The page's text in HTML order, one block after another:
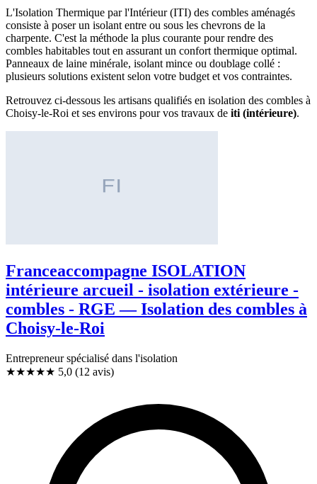
L'Isolation Thermique par l'Intérieur (ITI) des combles aménagés
consiste à poser un isolant entre ou sous les chevrons de la
charpente. C'est la méthode la plus courante pour rendre des
combles habitables tout en assurant un confort thermique optimal.
Panneaux de laine minérale, isolant mince ou doublage collé :
plusieurs solutions existent selon votre budget et vos contraintes.
Retrouvez ci-dessous les artisans qualifiés en isolation des combles à
Choisy-le-Roi et ses environs pour vos travaux de iti (intérieure).
Franceaccompagne ISOLATION
intérieure arcueil - isolation extérieure -
combles - RGE — Isolation des combles à
Choisy-le-Roi
Entrepreneur spécialisé dans l'isolation
★★★★★ 5,0 (12 avis)